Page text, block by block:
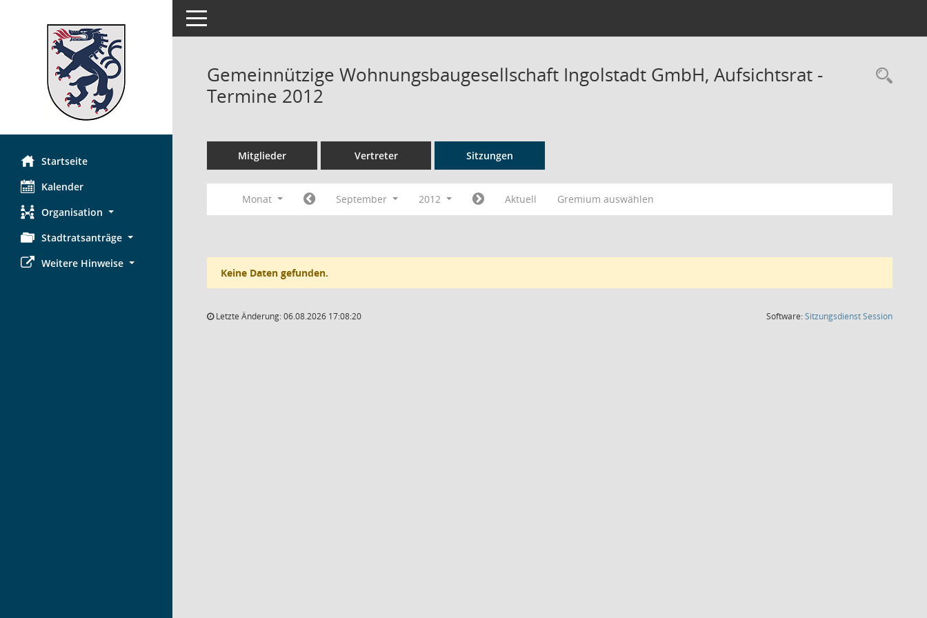
Startseite
Kalender
Organisation
Stadtratsanträge
Weitere Hinweise
Toggle navigation
Gemeinnützige Wohnungsbaugesellschaft Ingolstadt GmbH, Aufsichtsrat -
Termine 2012
Mitglieder Vertreter Sitzungen
Monat September 2012 Aktuell Gremium auswählen
Keine Daten gefunden.
Letzte Änderung: 06.08.2026 17:08:20 Software:SitzungsdienstSession(Wird in